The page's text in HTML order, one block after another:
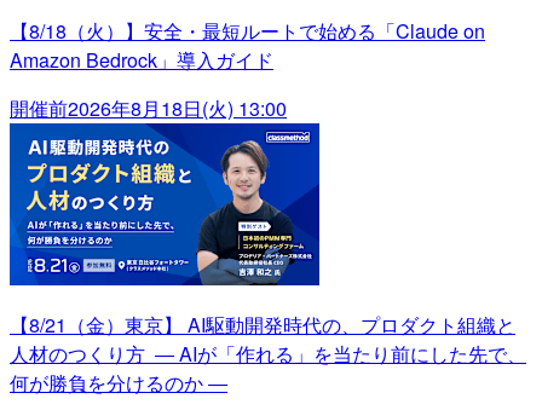
【8/18（火）】安全・最短ルートで始める「Claude on
Amazon Bedrock」導入ガイド
開催前2026年8月18日(火) 13:00
【8/21（金）東京】 AI駆動開発時代の、プロダクト組織と
人材のつくり方 ― AIが「作れる」を当たり前にした先で、
何が勝負を分けるのか ―